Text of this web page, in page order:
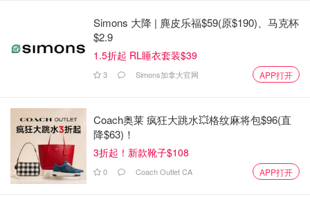
1.单程或往返车票
行）可在营业时间内在 GO 车站、巴士总站和部分巴士站或
售票柜台的自动售票机上购买。欲了解更多详情，请访问查
找
车站或停靠站。
电子机票
Simons 大降 | 麂皮乐福$59(原$190)、马克杯
$2.9
1.5折起 RL睡衣套装$39
3 Simons加拿大官网 APP打开
Coach奥莱 疯狂大跳水💥格纹麻将包$96(直
降$63)！
3折起！新款靴子$108
0 Coach Outlet CA APP打开